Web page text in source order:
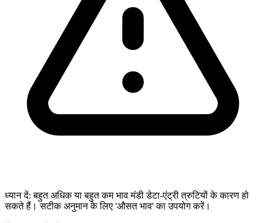
ध्यान दें: बहुत अधिक या बहुत कम भाव मंडी डेटा-एंट्री त्रुटियों के कारण हो
सकते हैं। सटीक अनुमान के लिए 'औसत भाव' का उपयोग करें।